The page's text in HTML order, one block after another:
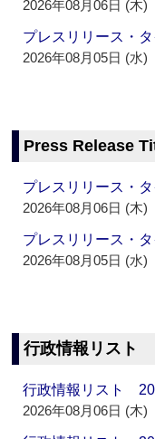
2026年08月06日 (木)
プレスリリース・
2026年08月05日 (水)
Press Release
プレスリリース・
2026年08月06日 (木)
プレスリリース・
2026年08月05日 (水)
行政情報リスト
行政情報リスト
2026年08月06日 (木)